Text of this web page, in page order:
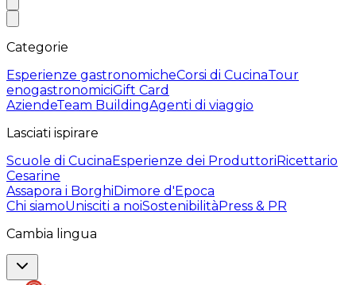
Categorie
Esperienze gastronomicheCorsi di CucinaTour
enogastronomiciGift Card
AziendeTeam BuildingAgenti di viaggio
Lasciati ispirare
Scuole di CucinaEsperienze dei ProduttoriRicettario
Cesarine
Assapora i BorghiDimore d'Epoca
Chi siamoUnisciti a noiSostenibilitàPress & PR
Cambia lingua